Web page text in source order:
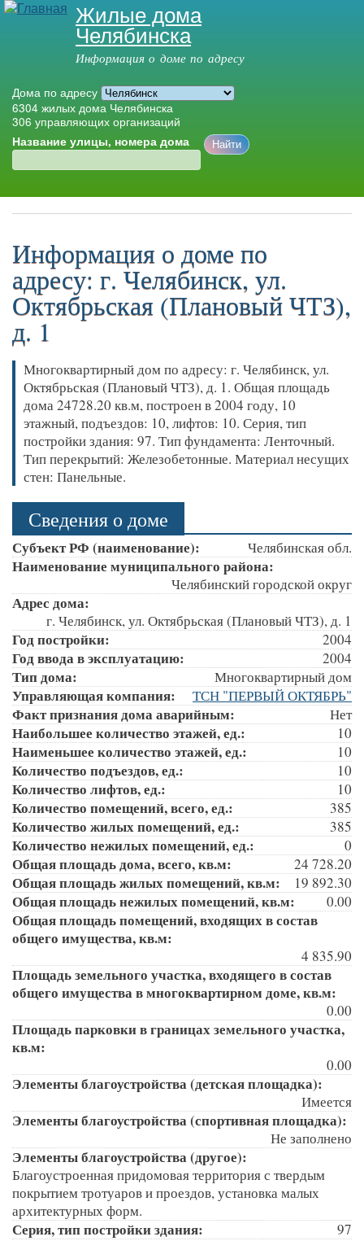
Перейти к
основному
содержанию
Жилые дома
Челябинска
Информация о доме по адресу
Дома по адресу
6304 жилых дома Челябинска
306 управляющих организаций
Название улицы, номера дома
Главное меню
Информация о доме по
адресу: г. Челябинск, ул.
Октябрьская (Плановый ЧТЗ),
д. 1
Многоквартирный дом по адресу: г. Челябинск, ул.
Октябрьская (Плановый ЧТЗ), д. 1. Общая площадь
дома 24728.20 кв.м, построен в 2004 году, 10
этажный, подъездов: 10, лифтов: 10. Серия, тип
постройки здания: 97. Тип фундамента: Ленточный.
Тип перекрытий: Железобетонные. Материал несущих
стен: Панельные.
Сведения о доме
Субъект РФ (наименование): Челябинская обл.
Наименование муниципального района:
Челябинский городской округ
Адрес дома:
г. Челябинск, ул. Октябрьская (Плановый ЧТЗ), д. 1
Год постройки: 2004
Год ввода в эксплуатацию: 2004
Тип дома: Многоквартирный дом
Управляющая компания: ТСН "ПЕРВЫЙ ОКТЯБРЬ"
Факт признания дома аварийным: Нет
Наибольшее количество этажей, ед.: 10
Наименьшее количество этажей, ед.: 10
Количество подъездов, ед.: 10
Количество лифтов, ед.: 10
Количество помещений, всего, ед.: 385
Количество жилых помещений, ед.: 385
Количество нежилых помещений, ед.: 0
Общая площадь дома, всего, кв.м: 24 728.20
Общая площадь жилых помещений, кв.м: 19 892.30
Общая площадь нежилых помещений, кв.м: 0.00
Общая площадь помещений, входящих в состав
общего имущества, кв.м:
4 835.90
Площадь земельного участка, входящего в состав
общего имущества в многоквартирном доме, кв.м:
0.00
Площадь парковки в границах земельного участка,
кв.м:
0.00
Элементы благоустройства (детская площадка):
Имеется
Элементы благоустройства (спортивная площадка):
Не заполнено
Элементы благоустройства (другое):
Благоустроенная придомовая территория с твердым
покрытием тротуаров и проездов, установка малых
архитектурных форм.
Серия, тип постройки здания: 97